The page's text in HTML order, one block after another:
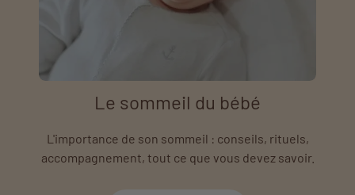
Le sommeil du bébé
L'importance de son sommeil : conseils, rituels,
accompagnement, tout ce que vous devez savoir.